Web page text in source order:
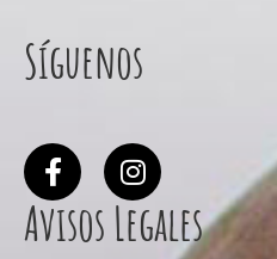
Síguenos
Avisos Legales